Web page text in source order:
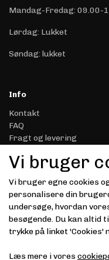
Mandag-Fredag: 09.00-
Lørdag: Lukket
Søndag: lukket
Info
Kontakt
FAQ
Fragt og levering
Handelsbetingelser
Datasikkerhed & Privatliv
Gavekort
Om Driver.dk
Kunde login
Modtag vores
Vi bruger
Vi bruger egne cookies
personalisere din
undersøge, hvordan
besøgende. Du kan altid
trykke på linket 'Cookies'
Læs mere i vores